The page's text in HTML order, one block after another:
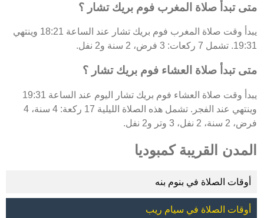
متى تبدأ صلاة المغرب فوم بريك تشار ؟
يبدأ وقت صلاة المغرب فوم بريك تشار عند الساعة 18:21 وينتهي
19:31. تشمل 7 ركعات: 3 فرض، 2 سنة و2 نفل.
متى تبدأ صلاة العشاء فوم بريك تشار ؟
يبدأ وقت صلاة العشاء فوم بريك تشار اليوم عند الساعة 19:31
وينتهي عند الفجر. تشمل هذه الصلاة الليلية 17 ركعة: 4 سنة، 4
فرض، 2 سنة، 2 نفل، 3 وتر و2 نفل.
المدن القريبة كمبوديا
أوقات الصلاة في بنوم بنه
أوقات الصلاة في سيام ريب